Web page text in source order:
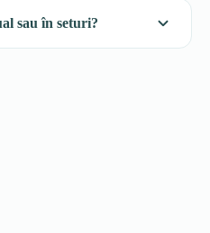
sau în seturi?